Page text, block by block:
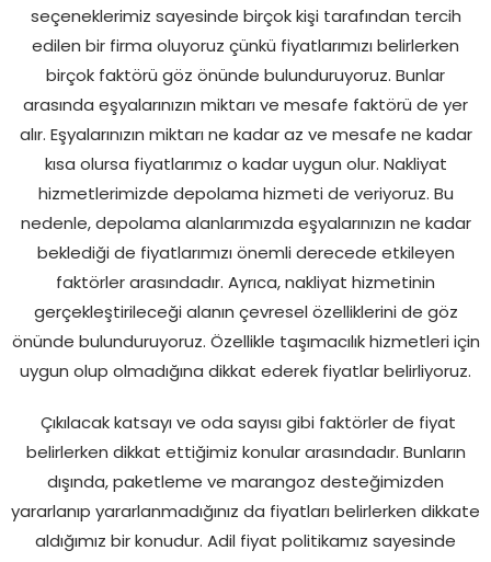
seçeneklerimiz sayesinde birçok kişi tarafından tercih
edilen bir firma oluyoruz çünkü fiyatlarımızı belirlerken
birçok faktörü göz önünde bulunduruyoruz. Bunlar
arasında eşyalarınızın miktarı ve mesafe faktörü de yer
alır. Eşyalarınızın miktarı ne kadar az ve mesafe ne kadar
kısa olursa fiyatlarımız o kadar uygun olur. Nakliyat
hizmetlerimizde depolama hizmeti de veriyoruz. Bu
nedenle, depolama alanlarımızda eşyalarınızın ne kadar
beklediği de fiyatlarımızı önemli derecede etkileyen
faktörler arasındadır. Ayrıca, nakliyat hizmetinin
gerçekleştirileceği alanın çevresel özelliklerini de göz
önünde bulunduruyoruz. Özellikle taşımacılık hizmetleri için
uygun olup olmadığına dikkat ederek fiyatlar belirliyoruz.
Çıkılacak katsayı ve oda sayısı gibi faktörler de fiyat
belirlerken dikkat ettiğimiz konular arasındadır. Bunların
dışında, paketleme ve marangoz desteğimizden
yararlanıp yararlanmadığınız da fiyatları belirlerken dikkate
aldığımız bir konudur. Adil fiyat politikamız sayesinde